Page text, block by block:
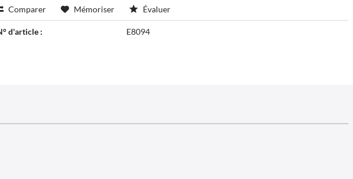
Comparer Mémoriser Évaluer
d'article : E8094